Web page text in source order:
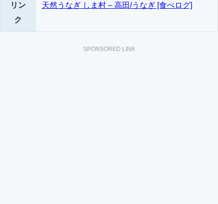
リン
ク
天然うなぎ しま村 – 高田/うなぎ [食べログ]
SPONSORED LINK